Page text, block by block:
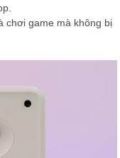
chơi game mà không bị